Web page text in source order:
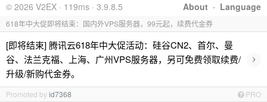
About · Language
© 2026 V2EX · 119ms · 3.9.8.5
618年中大促即将结束：国内外VPS服务器，99元起，续费代金券
[即将结束] 腾讯云618年中大促活动：硅谷CN2、首尔、曼
谷、法兰克福、上海、广州VPS服务器，另可免费领取续费/
升级/新购代金券。
›
Promoted byid7368 PRO